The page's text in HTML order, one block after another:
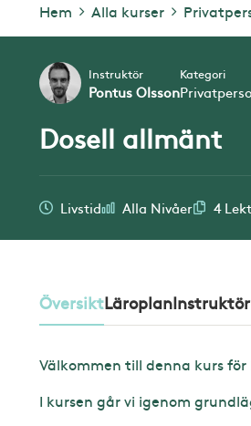
Hem Alla kurser
Instruktör
Pontus Olsson
Kategori
Dosell allmänt
Livstid Alla Nivåer 4
ÖversiktLäroplanInstruktör
Välkommen till denna kurs
I kursen går vi igenom